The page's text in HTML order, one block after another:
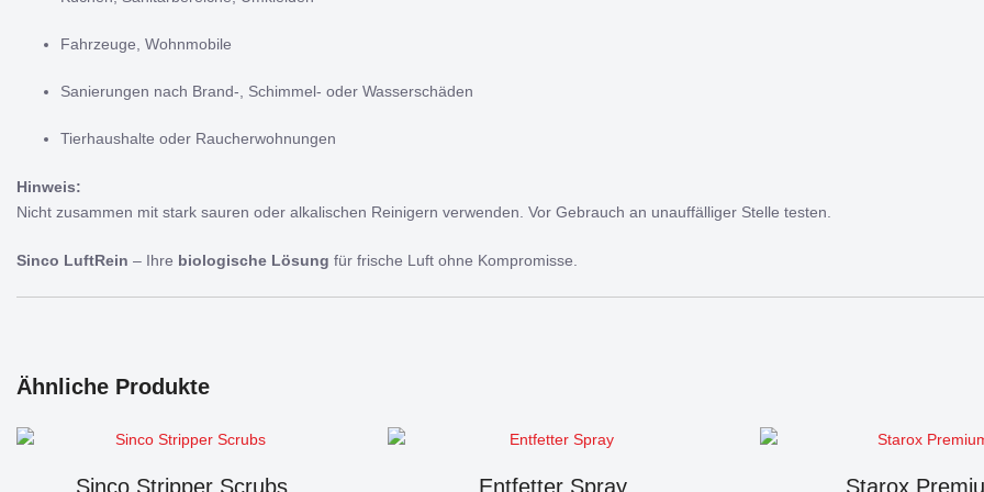
Fahrzeuge, Wohnmobile
Sanierungen nach Brand-, Schimmel- oder Wasserschäden
Tierhaushalte oder Raucherwohnungen
Hinweis:
Nicht zusammen mit stark sauren oder alkalischen Reinigern verwenden. Vor Gebrauch an unauffälliger Stelle testen.
Sinco LuftRein – Ihre biologische Lösung für frische Luft ohne Kompromisse.
Ähnliche Produkte
Sinco Stripper Scrubs Entfetter Spray Starox